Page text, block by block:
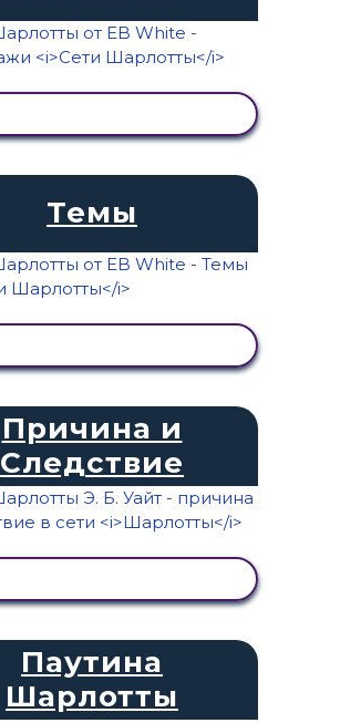
Темы
Причина и
Следствие
Паутина
Шарлотты